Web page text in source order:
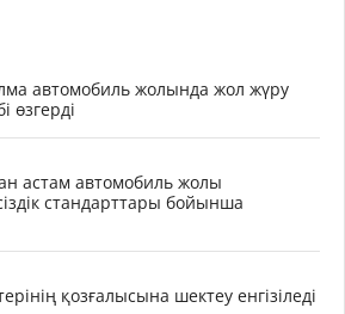
автомобиль жолында жол жүру
өзгерді
астам автомобиль жолы
стандарттары бойынша
қозғалысына шектеу енгізіледі